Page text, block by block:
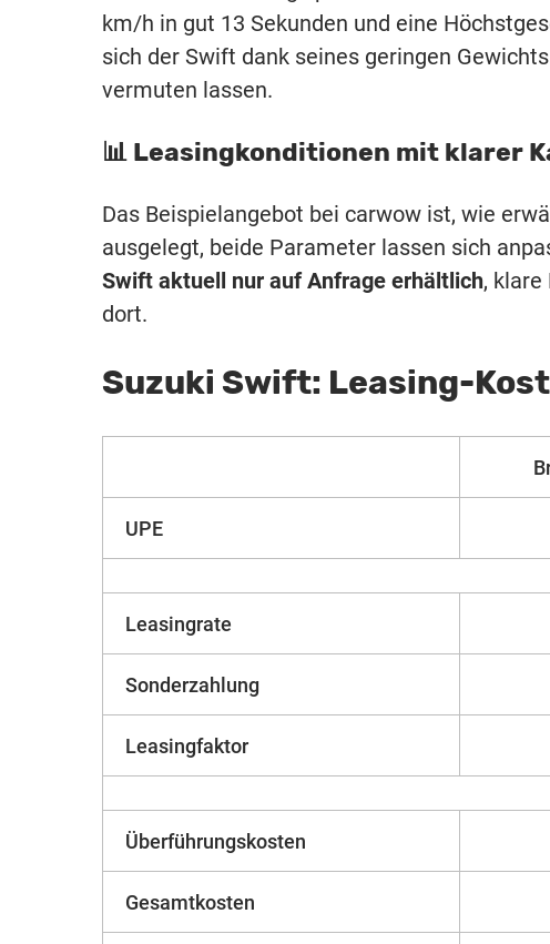
km/h in gut 13 Sekunden und eine
sich der Swift dank seines geringen
vermuten lassen.
📊 Leasingkonditionen mit klarer
Das Beispielangebot bei carwow ist, wie
ausgelegt, beide Parameter lassen sich
Swift aktuell nur auf Anfrage erhältlich,
dort.
Suzuki Swift: Leasing-
UPE
Leasingrate
Sonderzahlung
Leasingfaktor
Überführungskosten
Gesamtkosten